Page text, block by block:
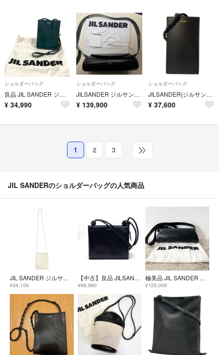
ショルダーバッグ
良品 JIL SANDER ジルサンダー タングル スモール ショルダーバッグ ポーチ グリーン レディース 古着 中古 USED
¥ 34,990
ショルダーバッグ
JILSANDER ジルサンダー カンノーロ スモール ブラック
¥ 139,900
ショルダーバッグ
JILSANDER(ジルサンダー) ショルダーバッグ美品 TANGLE PHONE CASE 黒 ミニバッグ/スマホショルダー レザー
¥ 37,600
1 2 3 …
JIL SANDERのショルダーバッグの人気商品
JIL SANDER ジルサンダー ショルダーバッグ 白 【古着】【中古】【送料無料】
¥34,100
【中古】良品 JILSANDER ジルサンダー GIRO レザー ショルダー バッグ fH04150A
¥69,980
極美品 JIL SANDER ジルサンダー カンノーロ ショルダーバッグ
¥125,000